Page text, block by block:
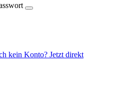
kein Konto? Jetzt direkt